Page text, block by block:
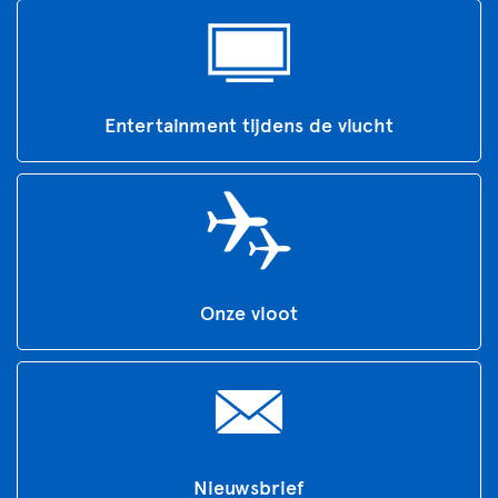
Entertainment tijdens de vlucht
Onze vloot
Nieuwsbrief